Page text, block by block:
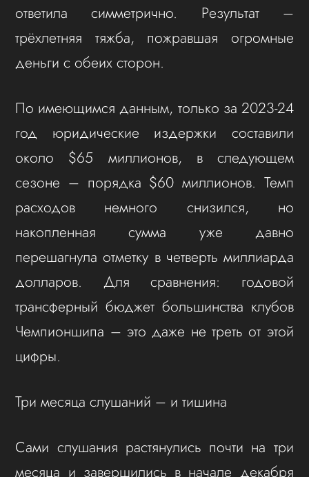
ответила симметрично. Результат –
трёхлетняя тяжба, пожравшая огромные
деньги с обеих сторон.
По имеющимся данным, только за 2023-24
год юридические издержки составили
около $65 миллионов, в следующем
сезоне – порядка $60 миллионов. Темп
расходов немного снизился, но
накопленная сумма уже давно
перешагнула отметку в четверть миллиарда
долларов. Для сравнения: годовой
трансферный бюджет большинства клубов
Чемпионшипа – это даже не треть от этой
цифры.
Три месяца слушаний – и тишина
Сами слушания растянулись почти на три
месяца и завершились в начале декабря